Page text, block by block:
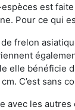
est
Pour ce qui
frelon
elle bénéficie
cm. C’est
avec les